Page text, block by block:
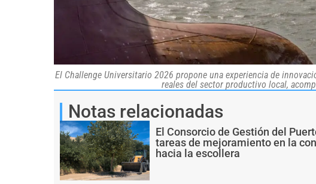
El Challenge Universitario 2026 propone una experiencia de
reales del sector productivo local,
Notas relacionadas
El Consorcio de Gestión del
tareas de mejoramiento en la
hacia la escollera